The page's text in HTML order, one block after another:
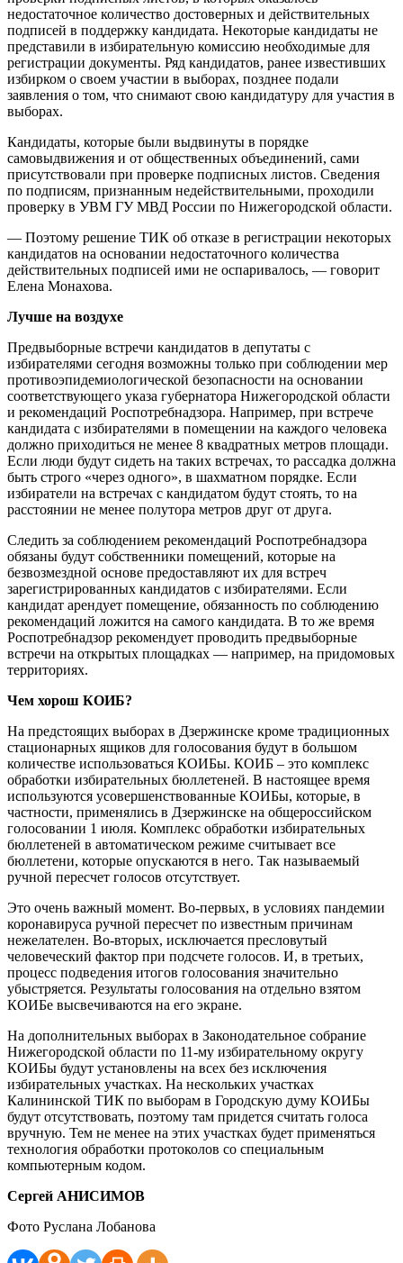
недостаточное количество достоверных и действительных
подписей в поддержку кандидата. Некоторые кандидаты не
представили в избирательную комиссию необходимые для
регистрации документы. Ряд кандидатов, ранее известивших
избирком о своем участии в выборах, позднее подали
заявления о том, что снимают свою кандидатуру для участия в
выборах.
Кандидаты, которые были выдвинуты в порядке
самовыдвижения и от общественных объединений, сами
присутствовали при проверке подписных листов. Сведения
по подписям, признанным недействительными, проходили
проверку в УВМ ГУ МВД России по Нижегородской области.
— Поэтому решение ТИК об отказе в регистрации некоторых
кандидатов на основании недостаточного количества
действительных подписей ими не оспаривалось, — говорит
Елена Монахова.
Лучше на воздухе
Предвыборные встречи кандидатов в депутаты с
избирателями сегодня возможны только при соблюдении мер
противоэпидемиологической безопасности на основании
соответствующего указа губернатора Нижегородской области
и рекомендаций Роспотребнадзора. Например, при встрече
кандидата с избирателями в помещении на каждого человека
должно приходиться не менее 8 квадратных метров площади.
Если люди будут сидеть на таких встречах, то рассадка должна
быть строго «через одного», в шахматном порядке. Если
избиратели на встречах с кандидатом будут стоять, то на
расстоянии не менее полутора метров друг от друга.
Следить за соблюдением рекомендаций Роспотребнадзора
обязаны будут собственники помещений, которые на
безвозмездной основе предоставляют их для встреч
зарегистрированных кандидатов с избирателями. Если
кандидат арендует помещение, обязанность по соблюдению
рекомендаций ложится на самого кандидата. В то же время
Роспотребнадзор рекомендует проводить предвыборные
встречи на открытых площадках — например, на придомовых
территориях.
Чем хорош КОИБ?
На предстоящих выборах в Дзержинске кроме традиционных
стационарных ящиков для голосования будут в большом
количестве использоваться КОИБы. КОИБ – это комплекс
обработки избирательных бюллетеней. В настоящее время
используются усовершенствованные КОИБы, которые, в
частности, применялись в Дзержинске на общероссийском
голосовании 1 июля. Комплекс обработки избирательных
бюллетеней в автоматическом режиме считывает все
бюллетени, которые опускаются в него. Так называемый
ручной пересчет голосов отсутствует.
Это очень важный момент. Во-первых, в условиях пандемии
коронавируса ручной пересчет по известным причинам
нежелателен. Во-вторых, исключается пресловутый
человеческий фактор при подсчете голосов. И, в третьих,
процесс подведения итогов голосования значительно
убыстряется. Результаты голосования на отдельно взятом
КОИБе высвечиваются на его экране.
На дополнительных выборах в Законодательное собрание
Нижегородской области по 11-му избирательному округу
КОИБы будут установлены на всех без исключения
избирательных участках. На нескольких участках
Калининской ТИК по выборам в Городскую думу КОИБы
будут отсутствовать, поэтому там придется считать голоса
вручную. Тем не менее на этих участках будет применяться
технология обработки протоколов со специальным
компьютерным кодом.
Сергей АНИСИМОВ
Фото Руслана Лобанова